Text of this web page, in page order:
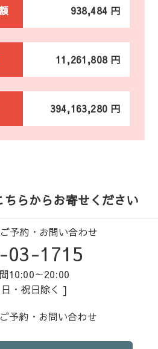
938,484 円
11,261,808 円
394,163,280 円
ちらからお寄せください
予約・お問い合わせ
03-1715
10:00～20:00
・祝日除く ]
予約・お問い合わせ